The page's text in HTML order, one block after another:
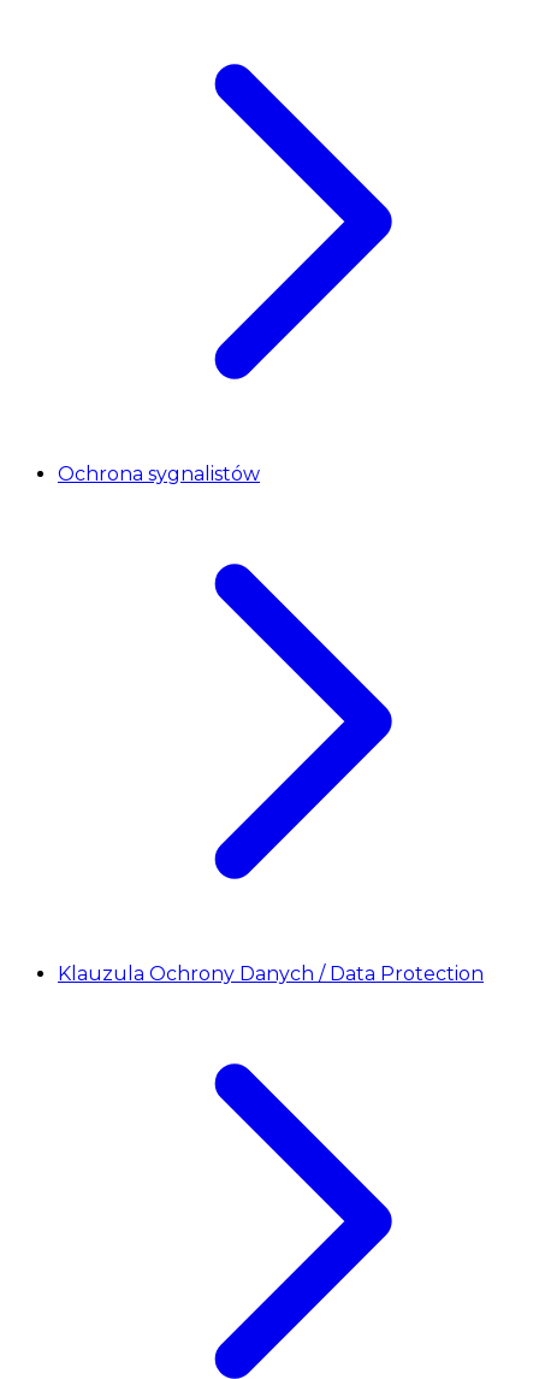
Ochrona sygnalistów
Klauzula Ochrony Danych / Data Protection